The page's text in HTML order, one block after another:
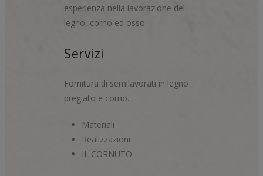
esperienza nella lavorazione del
legno, corno ed osso.
Servizi
Fornitura di semilavorati in legno
pregiato e corno.
Materiali
Realizzazioni
IL CORNUTO